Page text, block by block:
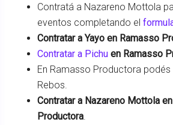
Contratá a Nazareno Mottola
eventos completando el
Contratar a Yayo en Ramasso
Contratar a Pichu en Ramasso
En Ramasso Productora
Rebos.
Contratar a Nazareno Mottola
Productora